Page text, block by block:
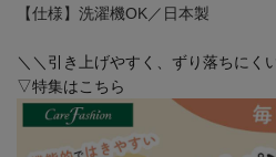
【仕様】洗濯機OK／日本製
＼＼引き上げやすく、ずり落ちにく
▽特集はこちら